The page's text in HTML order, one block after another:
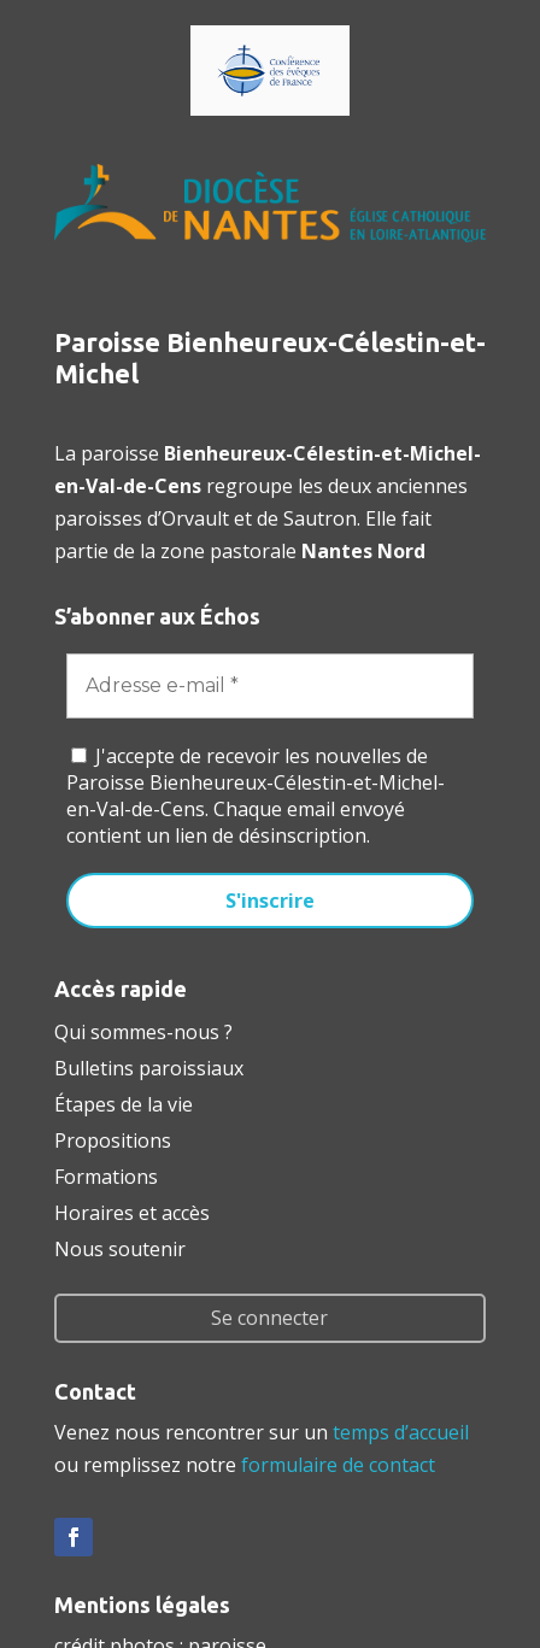
Paroisse Bienheureux-Célestin-et-
Michel
La paroisse Bienheureux-Célestin-et-Michel-
en-Val-de-Censregroupe les deux anciennes
paroisses d’Orvault et de Sautron. Elle fait
partie de la zone pastorale Nantes Nord
S’abonner aux Échos
J'accepte de recevoir les nouvelles de
Paroisse Bienheureux-Célestin-et-Michel-
en-Val-de-Cens. Chaque email envoyé
contient un lien de désinscription.
Accès rapide
Qui sommes-nous ?
Bulletins paroissiaux
Étapes de la vie
Propositions
Formations
Horaires et accès
Nous soutenir
Se connecter
Contact
Venez nous rencontrer sur un temps d’accueil
ou remplissez notre formulaire de contact
Mentions légales